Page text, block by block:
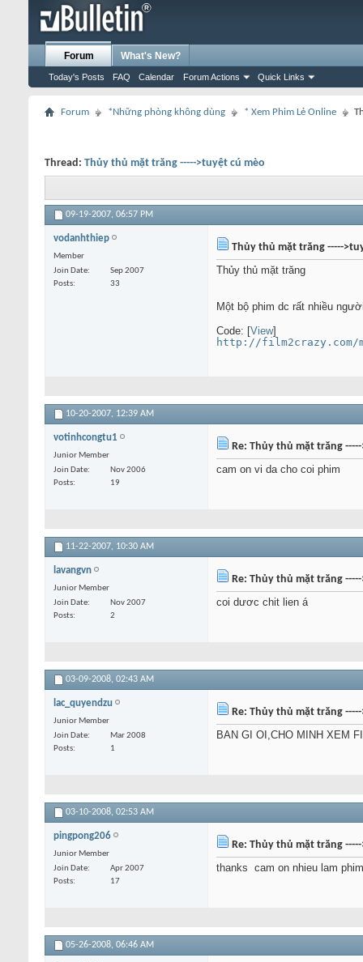
Forum
Today's Posts FAQ Calendar Forum Actions Quick Links
What's New?
Forum *Những phòng không dùng * Xem Phim Lẻ Online
Thread: Thủy thủ mặt trăng ----->tuyệt cú mèo
09-19-2007, 06:57 PM
vodanhthiep
Member
Join Date
Sep 2007
Posts
33
Thủy thủ mặt trăng -----
Thủy thủ mặt trăng
Một bộ phim dc rất nhiều
Code: [View]
http://film2crazy.com/
10-20-2007, 12:39 AM
votinhcongtu1
Junior Member
Join Date
Nov 2006
Posts
19
Re: Thủy thủ mặt trăng
cam on vi da cho coi phim
11-22-2007, 10:30 AM
lavangvn
Junior Member
Join Date
Nov 2007
Posts
2
Re: Thủy thủ mặt trăng
coi dươc chit lien á
03-09-2008, 02:43 AM
lac_quyendzu
Junior Member
Join Date
Mar 2008
Posts
1
Re: Thủy thủ mặt trăng
BAN GI OI,CHO MINH XEM
03-10-2008, 02:53 AM
pingpong206
Junior Member
Join Date
Apr 2007
Posts
17
Re: Thủy thủ mặt trăng
thanks cam on nhieu lam
05-26-2008, 06:46 AM